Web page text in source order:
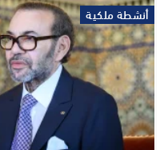
أنشطة ملكية